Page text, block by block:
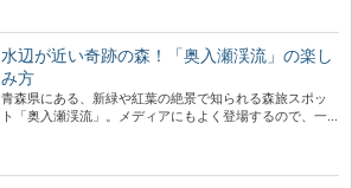
水辺が近い奇跡の森！「奥入瀬渓流」の楽し
み方
青森県にある、新緑や紅葉の絶景で知られる森旅スポッ
ト「奥入瀬渓流」。メディアにもよく登場するので、一...